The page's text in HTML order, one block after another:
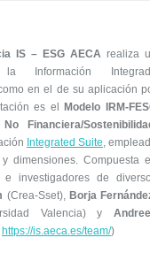
IS – ESG AECA realiza
en el de su aplicación
es el
Modelo IRM-
Financiera/
Integrated Suite,
dimensiones. Compuesta
investigadores de
(Crea-Sset), Borja
Valencia) y
https://is.aeca.es/team/)